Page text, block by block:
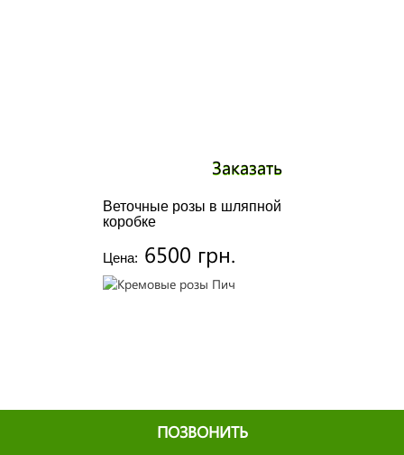
Веточные розы в шляпной
коробке
Цена: 6500 грн.
Заказать
ПОЗВОНИТЬ